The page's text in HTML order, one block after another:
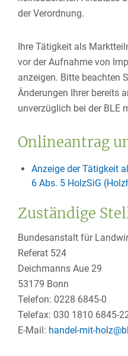
der Verordnung.
Ihre Tätigkeit als
vor der Aufnahme von
anzeigen. Bitte beachten
Änderungen Ihrer bereits
unverzüglich bei der BLE
Onlineantrag
Anzeige der Tätigkeit
6 Abs. 5 HolzSiG
Zuständige
Bundesanstalt für
Referat 524
Deichmanns Aue 29
53179 Bonn
Telefon: 0228 6845-0
Telefax: 030 1810 6845-
E-Mail: handel-mit-